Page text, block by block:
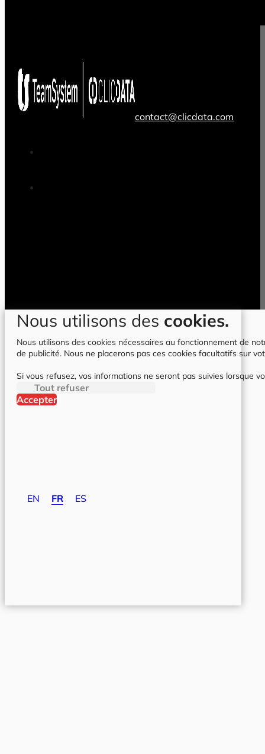
contact@clicdata.com
EN FR ES
Nous utilisons des cookies.
Nous utilisons des cookies nécessaires au fonctionnement de
de publicité. Nous ne placerons pas ces cookies facultatifs sur
Si vous refusez, vos informations ne seront pas suivies lorsque
Tout refuser
Accepter